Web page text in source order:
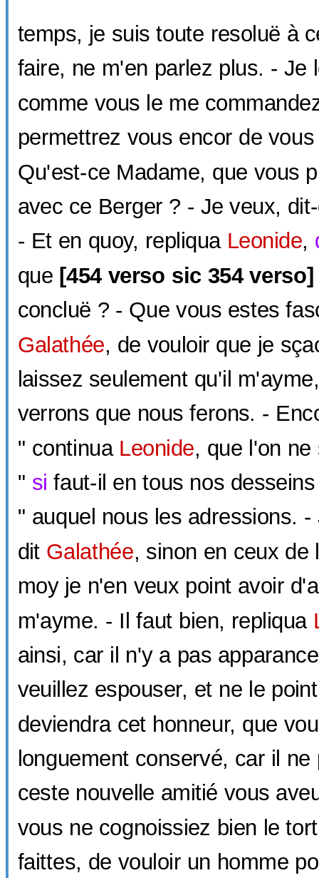
temps, je suis toute resoluë à
faire, ne m'en parlez plus. - Je
comme vous le me
permettrez vous encor de
Qu'est-ce Madame, que vous
avec ce Berger ? - Je veux,
- Et en quoy, repliqua Leonide,
que [454 verso sic354 verso]
concluë ? - Que vous estes
Galathée, de vouloir que je
laissez seulement qu'il
verrons que nous ferons. -
" continua Leonide, que l'on ne
" si faut-il en tous nos
" auquel nous les adressions. -
dit Galathée, sinon en ceux de
moy je n'en veux point avoir
m'ayme. - Il faut bien, repliqua
ainsi, car il n'y a pas
veuillez espouser, et ne le
deviendra cet honneur, que
longuement conservé, car il
ceste nouvelle amitié vous
vous ne cognoissiez bien le
faittes, de vouloir un homme